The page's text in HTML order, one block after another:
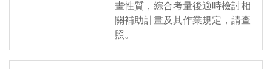
畫性質，綜合考量後適時檢討相
關補助計畫及其作業規定，請查
照。